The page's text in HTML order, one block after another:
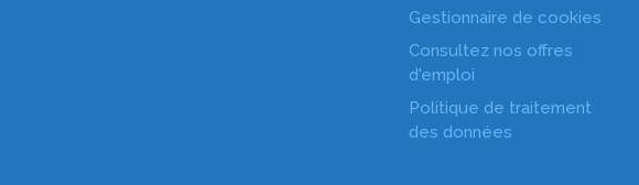
Gestionnaire de cookies
Consultez nos offres
d'emploi
Politique de traitement
des données